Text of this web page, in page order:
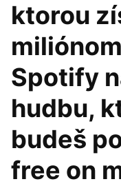
ktorou
Spotify
hudbu,
budeš
free on